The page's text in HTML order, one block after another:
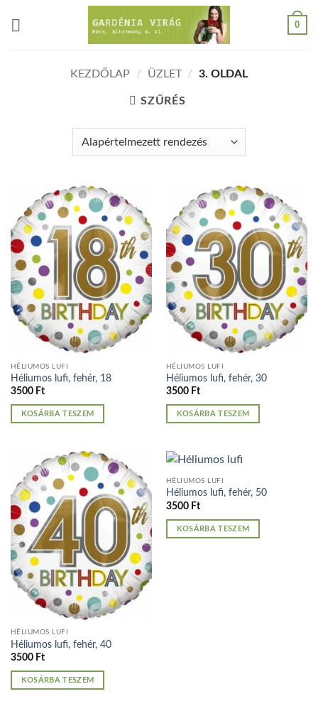
0
KEZDŐLAP / ÜZLET / 3. OLDAL
SZŰRÉS
HÉLIUMOS LUFI
Héliumos lufi, fehér, 18
3500 Ft
KOSÁRBA TESZEM
HÉLIUMOS LUFI
Héliumos lufi, fehér, 30
3500 Ft
KOSÁRBA TESZEM
HÉLIUMOS LUFI
Héliumos lufi, fehér, 40
3500 Ft
KOSÁRBA TESZEM
HÉLIUMOS LUFI
Héliumos lufi, fehér, 50
3500 Ft
KOSÁRBA TESZEM